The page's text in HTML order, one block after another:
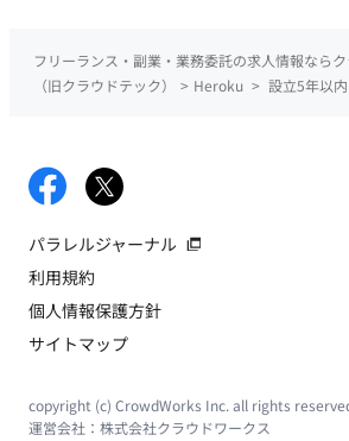
フリーランス・副業・業務委託の求人情報なら
（旧クラウドテック）
> Heroku > 設立5年以内
パラレルジャーナル
利用規約
個人情報保護方針
サイトマップ
copyright (c) CrowdWorks Inc. all rights
運営会社： 株式会社クラウドワークス